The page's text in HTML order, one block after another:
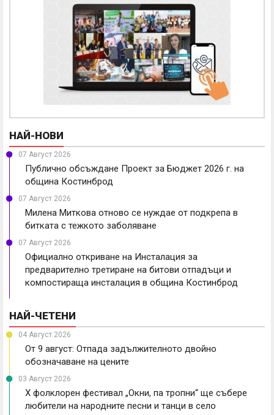
НАЙ-НОВИ
07 Август 2026
Публично обсъждане Проект за Бюджет 2026 г. на
община Костинброд
07 Август 2026
Милена Миткова отново се нуждае от подкрепа в
битката с тежкото заболяване
07 Август 2026
Официално откриване на Инсталация за
предварително третиране на битови отпадъци и
компостираща инсталация в община Костинброд
НАЙ-ЧЕТЕНИ
04 Август 2026
От 9 август: Отпада задължителното двойно
обозначаване на цените
03 Август 2026
X фолклорен фестивал „Окни, па тропни“ ще събере
любители на народните песни и танци в село